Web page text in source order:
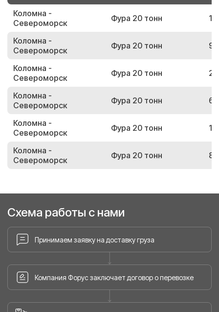
Коломна -
Североморск
Фура 20 тонн
Коломна -
Североморск
Фура 20 тонн
Коломна -
Североморск
Фура 20 тонн
Коломна -
Североморск
Фура 20 тонн
Коломна -
Североморск
Фура 20 тонн
Коломна -
Североморск
Фура 20 тонн
Схема работы с нами
Принимаем заявку на доставку груза
Компания Форус заключает договор о перевозке